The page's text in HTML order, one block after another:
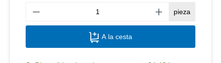
pieza
A la cesta